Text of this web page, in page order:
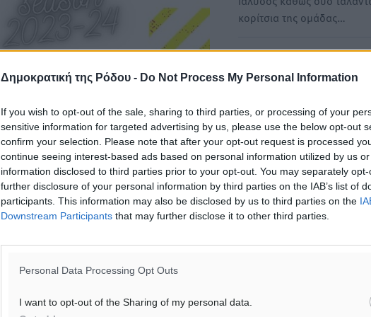
Δημοκρατική της Ρόδου - Do Not Process My Personal Information
If you wish to opt-out of the sale, sharing to third parties, or processing of your
sensitive information for targeted advertising by us, please use the below opt-out
confirm your selection. Please note that after your opt-out request is processed
continue seeing interest-based ads based on personal information utilized by us
information disclosed to third parties prior to your opt-out. You may separately
further disclosure of your personal information by third parties on the IAB’s list of
participants. This information may also be disclosed by us to third parties on the
Downstream Participants that may further disclose it to other third parties.
Personal Data Processing Opt Outs
I want to opt-out of the Sharing of my personal data.
κορίτσια της ομάδας…
επίσημα οι κλήσεις σε
Με κάθε επισημότητα, η
Σακκομήτρου και η
Γρύλλη της LCF…